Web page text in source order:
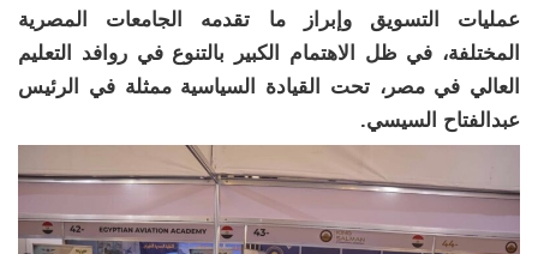
عمليات التسويق وإبراز ما تقدمه الجامعات المصرية
المختلفة، في ظل الاهتمام الكبير بالتنوع في روافد التعليم
العالي في مصر، تحت القيادة السياسية ممثلة في الرئيس
عبدالفتاح السيسي.